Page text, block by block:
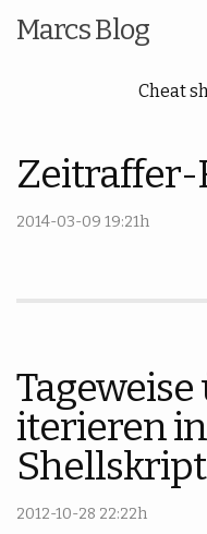
Marcs Blog
Cheat
Zeitraffer-
2014-03-09 19:21h
iterieren
Shellskript
2012-10-28 22:22h